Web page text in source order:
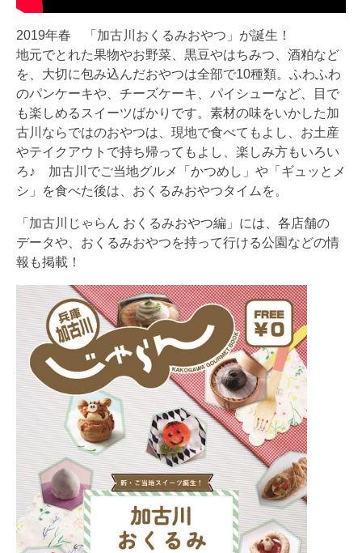
2019年春 「加古川おくるみおやつ」が誕生！
地元でとれた果物やお野菜、黒豆やはちみつ、酒粕など
を、大切に包み込んだおやつは全部で10種類。ふわふわ
のパンケーキや、チーズケーキ、パイシューなど、目で
も楽しめるスイーツばかりです。素材の味をいかした加
古川ならではのおやつは、現地で食べてもよし、お土産
やテイクアウトで持ち帰ってもよし、楽しみ方もいろい
ろ♪ 加古川でご当地グルメ「かつめし」や「ギュッとメ
シ」を食べた後は、おくるみおやつタイムを。
「加古川じゃらん おくるみおやつ編」には、各店舗の
データや、おくるみおやつを持って行ける公園などの情
報も掲載！